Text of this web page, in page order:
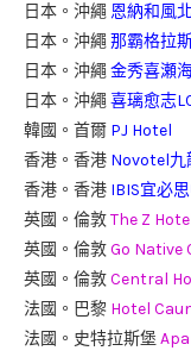
日本。沖繩 恩納和風
日本。沖繩那霸格拉
日本。沖繩金秀喜瀬
日本。沖繩喜璃愈志
韓國。首爾 PJ Hotel
香港。香港 Novotel九
香港。香港 IBIS宜必
英國。倫敦The Z
英國。倫敦Go Native
英國。倫敦Central
法國。巴黎 Hotel
法國。史特拉斯堡